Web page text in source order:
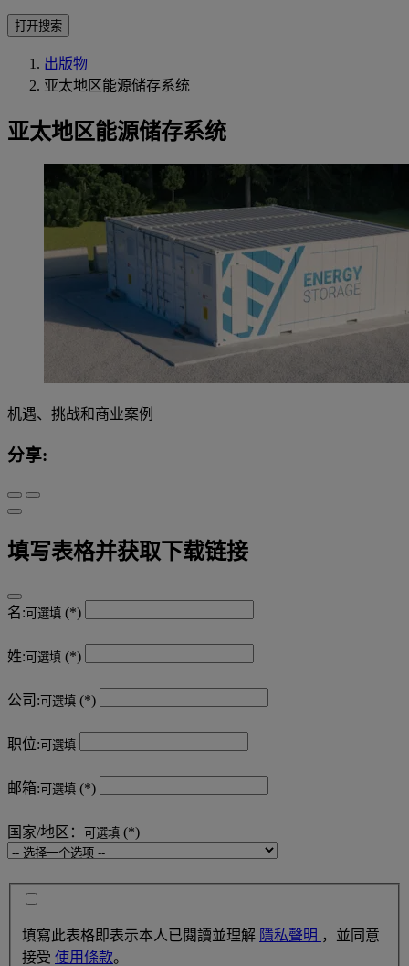
打开搜索
出版物
亚太地区能源储存系统
亚太地区能源储存系统
机遇、挑战和商业案例
分享:
填写表格并获取下载链接
名: 可選填
姓: 可選填
公司: 可選填
职位: 可選填
邮箱: 可選填
国家/地区： 可選填
填寫此表格即表示本人已閱讀並理解 隱私聲明 ，並同意
接受 使用條款。